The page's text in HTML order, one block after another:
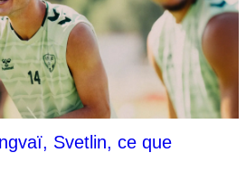
Svetlin, ce que